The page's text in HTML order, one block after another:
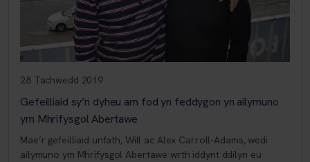
28 Tachwedd 2019
Gefeilliaid sy’n dyheu am fod yn feddygon yn ailymuno
ym Mhrifysgol Abertawe
Mae’r gefeilliaid unfath, Will ac Alex Carroll-Adams, wedi
ailymuno ym Mhrifysgol Abertawe wrth iddynt ddilyn eu